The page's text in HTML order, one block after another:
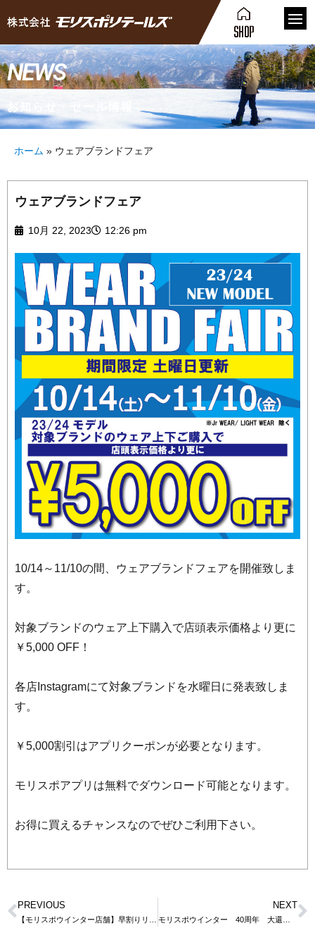
NEWS
お知らせ・セール情報
ホーム » ウェアブランドフェア
ウェアブランドフェア
10月 22, 2023 12:26 pm
10/14～11/10の間、ウェアブランドフェアを開催致しま
す。
対象ブランドのウェア上下購入で店頭表示価格より更に
￥5,000 OFF！
各店Instagramにて対象ブランドを水曜日に発表致しま
す。
￥5,000割引はアプリクーポンが必要となります。
モリスポアプリは無料でダウンロード可能となります。
お得に買えるチャンスなのでぜひご利用下さい。
PREVIOUS NEXT